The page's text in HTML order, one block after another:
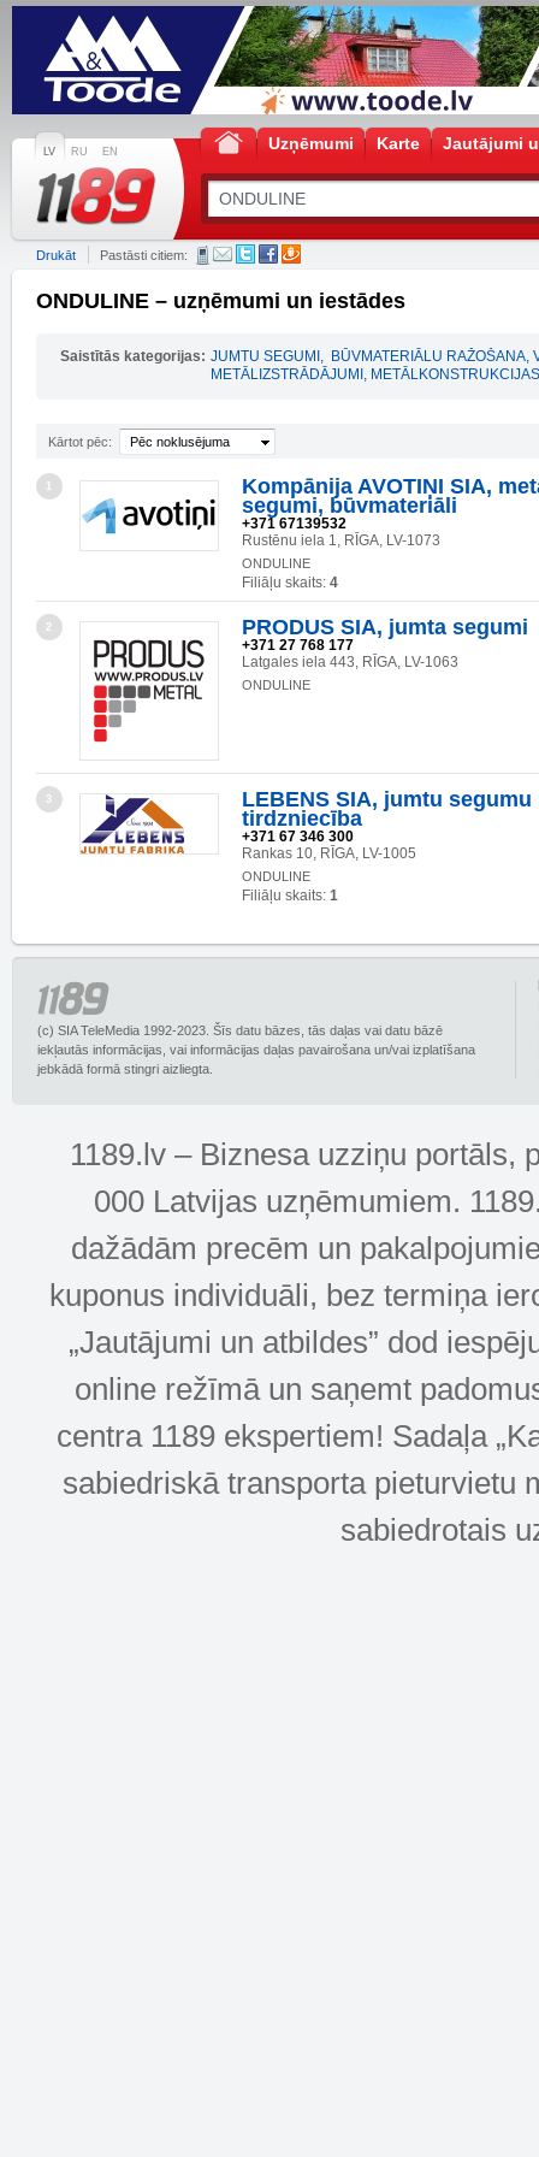
LV RU EN Uzņēmumi Karte Jautājumi
Drukāt Pastāsti citiem:
ONDULINE – uzņēmumi un iestādes
Saistītās kategorijas: JUMTU SEGUMI , BŪVMATERIĀLU RAŽOŠANA,
METĀLIZSTRĀDĀJUMI, METĀLKONSTRUKCIJAS
Kārtot pēc: Pēc noklusējuma
1
Kompānija AVOTIŅI SIA,
segumi, būvmateriāli
+371 67139532
Rustēnu iela 1, RĪGA, LV-1073
ONDULINE
Filiāļu skaits: 4
2 PRODUS SIA, jumta segumi
+371 27 768 177
Latgales iela 443, RĪGA, LV-1063
ONDULINE
3
LEBENS SIA, jumtu
tirdzniecība
+371 67 346 300
Rankas 10, RĪGA, LV-1005
ONDULINE
Filiāļu skaits: 1
(c) SIA TeleMedia 1992-2023. Šīs datu bāzes, tās daļas vai datu bāzē
iekļautās informācijas, vai informācijas daļas pavairošana un/vai izplatīšana
jebkādā formā stingri aizliegta.
1189.lv – Biznesa uzziņu portāls,
000 Latvijas uzņēmumiem.
dažādām precēm un
kuponus individuāli, bez termiņa
„Jautājumi un atbildes” dod
online režīmā un saņemt
centra 1189 ekspertiem! Sadaļa
sabiedriskā transporta pieturvietu
sabiedrotais